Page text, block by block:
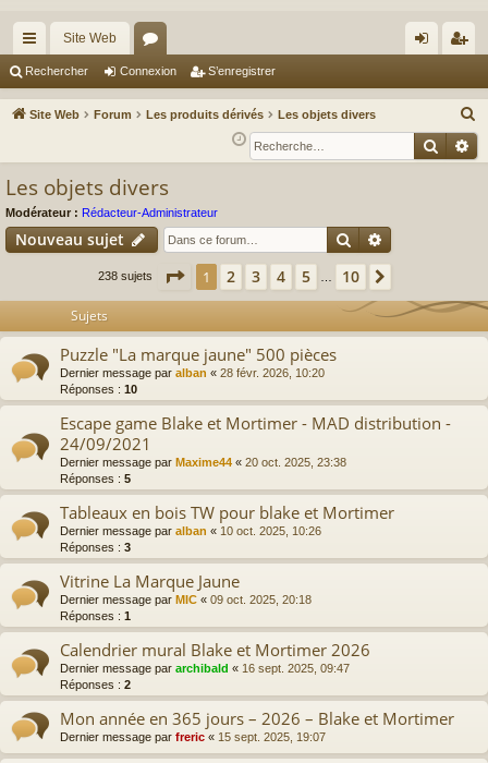
cc
ès
Site Web
or
u ne
xi
nr
eg
Rechercher Connexion S’enregistrer
Site Web Forum Les produits dérivés Les objets divers
e
c
e
r
Les objets divers
Modérateur : Rédacteur-Administrateur
Nouveau sujet Rechercher
238 sujets Page 1sur 10
1 2 3 4 5 10
Sujets
Puzzle "La marque jaune" 500 pièces
Dernier message par alban « 28 févr. 2026, 10:20
Réponses : 10
Escape game Blake et Mortimer - MAD distribution -
24/09/2021
Dernier message par Maxime44 « 20 oct. 2025, 23:38
Réponses : 5
Tableaux en bois TW pour blake et Mortimer
Dernier message par alban « 10 oct. 2025, 10:26
Réponses : 3
Vitrine La Marque Jaune
Dernier message par MIC « 09 oct. 2025, 20:18
Réponses : 1
Calendrier mural Blake et Mortimer 2026
Dernier message par archibald « 16 sept. 2025, 09:47
Réponses : 2
Mon année en 365 jours – 2026 – Blake et Mortimer
Dernier message par freric « 15 sept. 2025, 19:07